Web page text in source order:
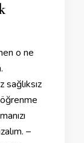
o ne
sağlıksız
–